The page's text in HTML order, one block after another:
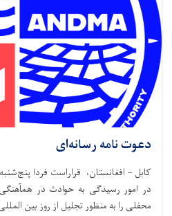
دعوت نامه رسانه‌ای
در امور رسیدگی به حوادث در همآهنگی
محفلی را به منظور تجلیل از روز بین